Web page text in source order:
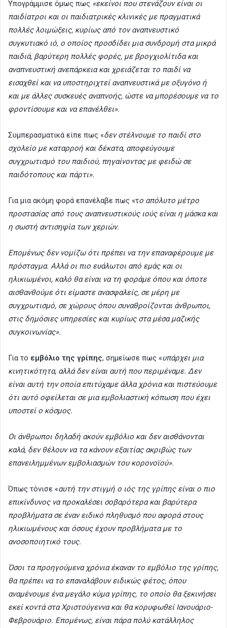
Υπογράμμισε όμως πως «εκείνοι που στενάζουν είναι οι
παιδίατροι και οι παιδιατρικές κλινικές με πραγματικά
πολλές λοιμώξεις, κυρίως από τον αναπνευστικό
συγκυτιακό ιό, ο οποίος προσδίδει μια συνδρομή στα μικρά
παιδιά, βαρύτερη πολλές φορές, με βρογχιολίτιδα και
αναπνευστική ανεπάρκεια και χρειάζεται το παιδί να
εισαχθεί και να υποστηριχτεί αναπνευστικά με οξυγόνο ή
και με άλλες συσκευές αναπνοής, ώστε να μπορέσουμε να το
φροντίσουμε και να επανέλθει».
Συμπερασματικά είπε πως «δεν στέλνουμε το παιδί στο
σχολείο με καταρροή και δέκατα, αποφεύγουμε
συγχρωτισμό του παιδιού, πηγαίνοντας με φειδώ σε
παιδότοπους και πάρτι».
Για μια ακόμη φορά επανέλαβε πως «το απόλυτο μέτρο
προστασίας από τους αναπνευστικούς ιούς είναι η μάσκα και
η σωστή αντισηψία των χεριών.
Επομένως δεν νομίζω ότι πρέπει να την επαναφέρουμε με
πρόσταγμα. Αλλά οι πιο ευάλωτοι από εμάς και οι
ηλικιωμένοι, καλό θα είναι να τη φοράμε όπου και όποτε
αισθανθούμε ότι είμαστε ανασφαλείς, σε μέρη με
συγχρωτισμό, σε χώρους όπου συναθροίζονται άνθρωποι,
στις δημόσιες υπηρεσίες και κυρίως στα μέσα μαζικής
συγκοινωνίας».
Για το εμβόλιο της γρίπης, σημείωσε πως «υπάρχει μια
κινητικότητα, αλλά δεν είναι αυτή που περιμέναμε. Δεν
είναι αυτή την οποία επιτύχαμε άλλα χρόνια και πιστεύουμε
ότι αυτό οφείλεται σε μια εμβολιαστική κόπωση που έχει
υποστεί ο κόσμος.
Οι άνθρωποι δηλαδή ακούν εμβόλιο και δεν αισθάνονται
καλά, δεν θέλουν να τα κάνουν εξαιτίας ακριβώς των
επανειλημμένων εμβολιασμών του κορονοϊού».
Όπως τόνισε «αυτή την στιγμή ο ιός της γρίπης είναι ο πιο
επικίνδυνος να προκαλέσει σοβαρότερα και βαρύτερα
προβλήματα σε έναν ειδικό πληθυσμό που αφορά στους
ηλικιωμένους και όσους έχουν προβλήματα με το
ανοσοποιητικό τους.
Όσοι τα προηγούμενα χρόνια έκαναν το εμβόλιο της γρίπης,
θα πρέπει να το επαναλάβουν ειδικώς φέτος, όπου
αναμένουμε ένα μεγάλο κύμα γρίπης, το οποίο θα ξεκινήσει
εκεί κοντά στα Χριστούγεννα και θα κορυφωθεί Ιανουάριο-
Φεβρουάριο. Επομένως, είναι πάρα πολύ κατάλληλος